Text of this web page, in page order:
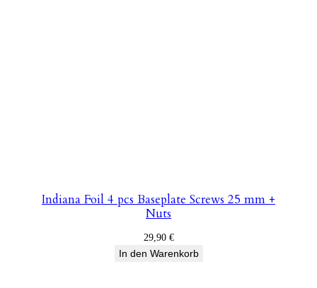
Indiana Foil 4 pcs Baseplate Screws 25 mm +
Nuts
29,90 €
In den Warenkorb